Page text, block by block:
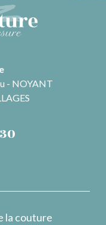
- NOYANT
la couture